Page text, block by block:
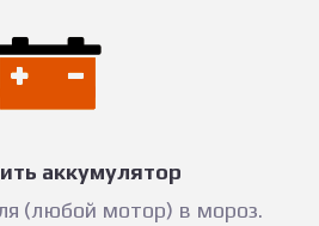
аккумулятор
(любой мотор) в мороз.